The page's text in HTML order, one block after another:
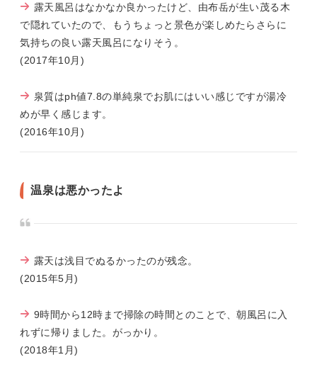
露天風呂はなかなか良かったけど、由布岳が生い茂る木
で隠れていたので、もうちょっと景色が楽しめたらさらに
気持ちの良い露天風呂になりそう。
(2017年10月)
泉質はph値7.8の単純泉でお肌にはいい感じですが湯冷
めが早く感じます。
(2016年10月)
温泉は悪かったよ
露天は浅目でぬるかったのが残念。
(2015年5月)
9時間から12時まで掃除の時間とのことで、朝風呂に入
れずに帰りました。がっかり。
(2018年1月)